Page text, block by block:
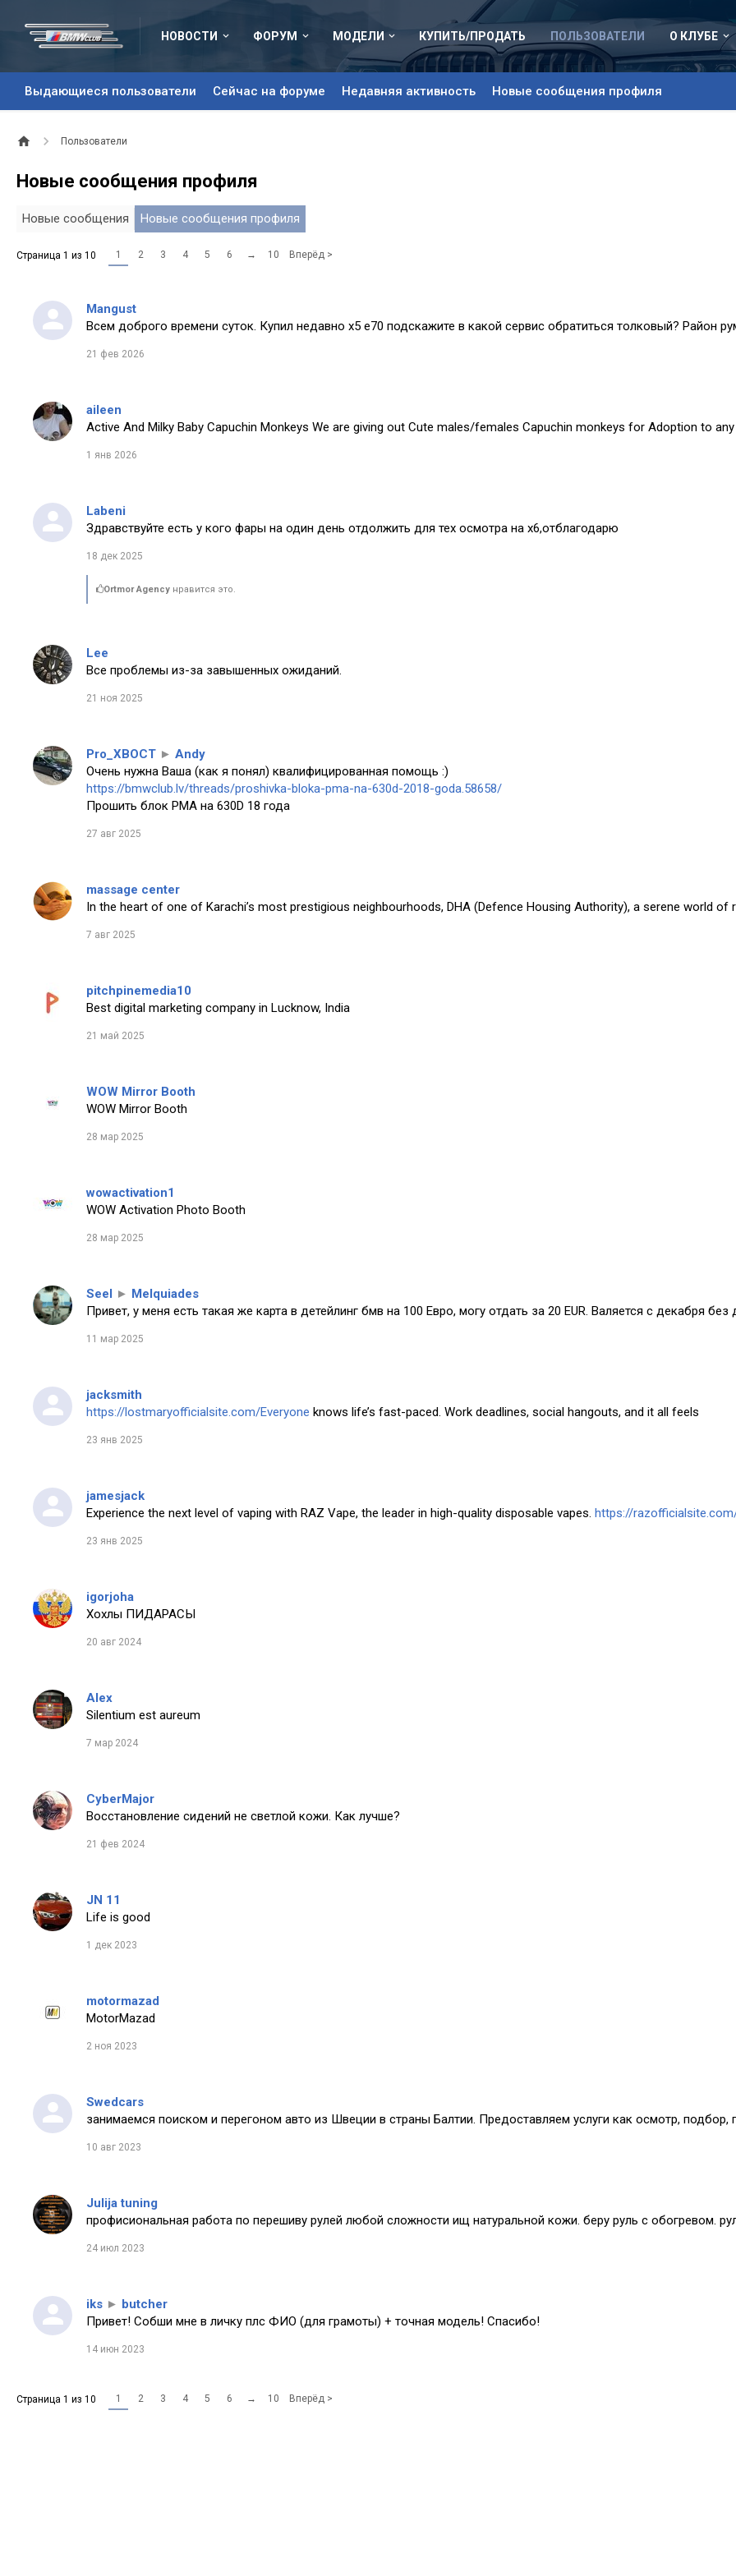
НОВОСТИ ФОРУМ МОДЕЛИ КУПИТЬ/ПРОДАТЬ ПОЛЬЗОВАТЕЛИ
Выдающиеся пользователи Сейчас на форуме Недавняя активность Новые сообщения профиля
О КЛУБЕ
Пользователи
Новые сообщения профиля
Новые сообщения Новые сообщения профиля
Страница 1 из 10 1 2 3 4 5 6 → 10 Вперёд >
Mangust
Всем доброго времени суток. Купил недавно х5 е70 подскажите в какой сервис обратиться толковый? Район
21 фев 2026
aileen
Active And Milky Baby Capuchin Monkeys We are giving out Cute males/females Capuchin monkeys for Adoption to
1 янв 2026
Labeni
Здравствуйте есть у кого фары на один день отдолжить для тех осмотра на х6,отблагодарю
18 дек 2025
Ortmor Agency нравится это.
Lee
Все проблемы из-за завышенных ожиданий.
21 ноя 2025
Pro_XBOCT ► Andy
Очень нужна Ваша (как я понял) квалифицированная помощь :)
https://bmwclub.lv/threads/proshivka-bloka-pma-na-630d-2018-goda.58658/
Прошить блок PMA на 630D 18 года
27 авг 2025
massage center
In the heart of one of Karachi’s most prestigious neighbourhoods, DHA (Defence Housing Authority), a serene world of
7 авг 2025
pitchpinemedia10
Best digital marketing company in Lucknow, India
21 май 2025
WOW Mirror Booth
WOW Mirror Booth
28 мар 2025
wowactivation1
WOW Activation Photo Booth
28 мар 2025
Seel ► Melquiades
Привет, у меня есть такая же карта в детейлинг бмв на 100 Евро, могу отдать за 20 EUR. Валяется с декабря без
11 мар 2025
jacksmith
https://lostmaryofficialsite.com/Everyone knows life’s fast-paced. Work deadlines, social hangouts, and it all feels
23 янв 2025
jamesjack
Experience the next level of vaping with RAZ Vape, the leader in high-quality disposable vapes. https://
23 янв 2025
igorjoha
Хохлы ПИДАРАСЫ
20 авг 2024
Alex
Silentium est aureum
7 мар 2024
CyberMajor
Восстановление сидений не светлой кожи. Как лучше?
21 фев 2024
JN 11
Life is good
1 дек 2023
motormazad
MotorMazad
2 ноя 2023
Swedcars
занимаемся поиском и перегоном авто из Швеции в страны Балтии. Предоставляем услуги как осмотр, подбор,
10 авг 2023
Julija tuning
профисиональная работа по перешиву рулей любой сложности ищ натуральной кожи. беру руль с обогревом.
24 июл 2023
iks ► butcher
Привет! Собши мне в личку плс ФИО (для грамоты) + точная модель! Спасибо!
14 июн 2023
Страница 1 из 10 1 2 3 4 5 6 → 10 Вперёд >